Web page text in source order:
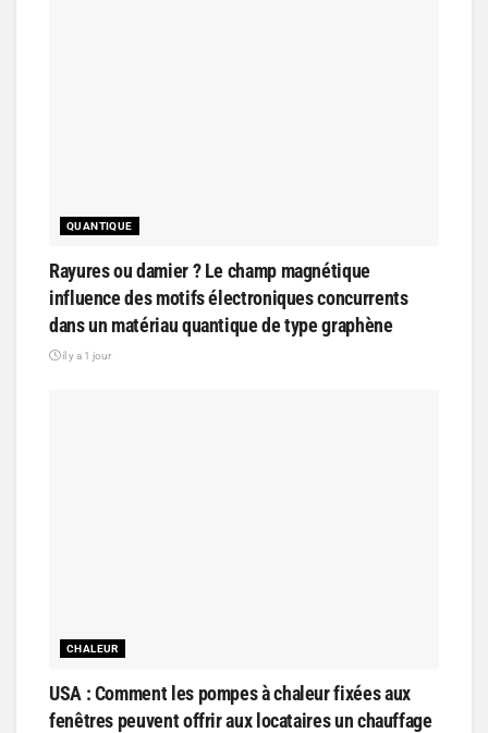
QUANTIQUE
Rayures ou damier ? Le champ magnétique
influence des motifs électroniques concurrents
dans un matériau quantique de type graphène
il y a 1 jour
CHALEUR
USA : Comment les pompes à chaleur fixées aux
fenêtres peuvent offrir aux locataires un chauffage